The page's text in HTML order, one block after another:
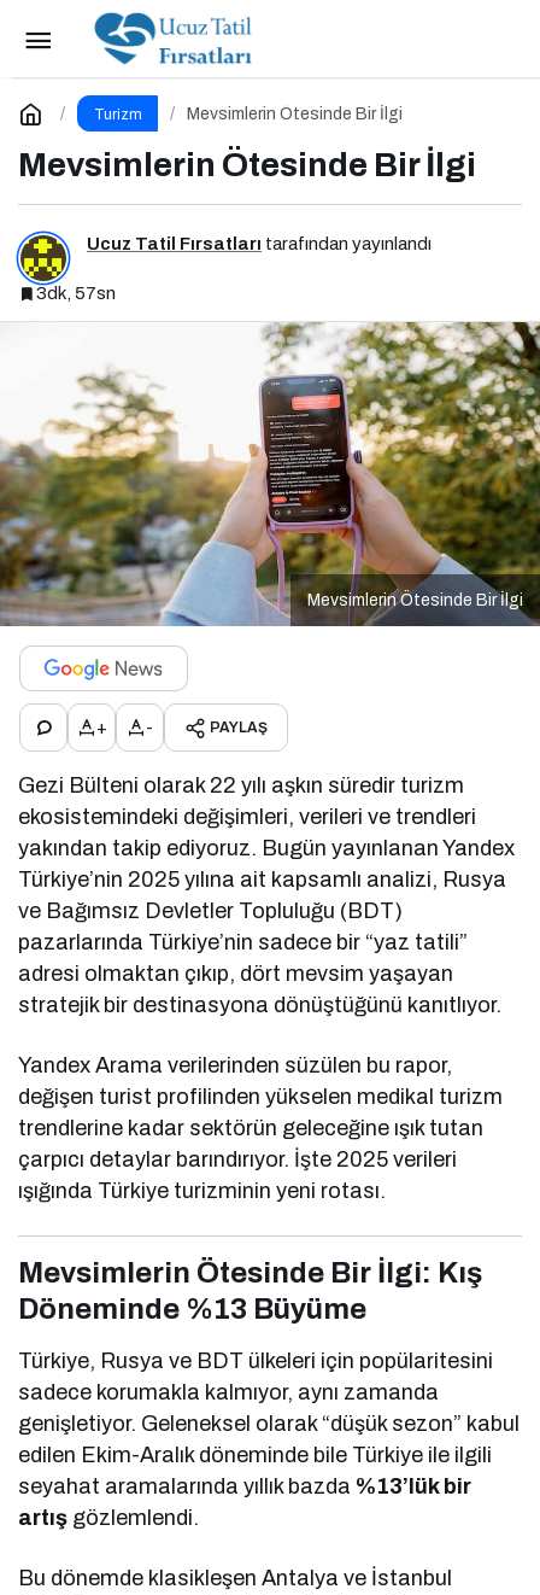
Turizm Mevsimlerin Ötesinde Bir İlgi
Mevsimlerin Ötesinde Bir İlgi
Ucuz Tatil Fırsatları tarafından yayınlandı
3dk, 57sn
Mevsimlerin Ötesinde Bir İlgi
+ - PAYLAŞ
Gezi Bülteni olarak 22 yılı aşkın süredir turizm
ekosistemindeki değişimleri, verileri ve trendleri
yakından takip ediyoruz. Bugün yayınlanan Yandex
Türkiye’nin 2025 yılına ait kapsamlı analizi, Rusya
ve Bağımsız Devletler Topluluğu (BDT)
pazarlarında Türkiye’nin sadece bir “yaz tatili”
adresi olmaktan çıkıp, dört mevsim yaşayan
stratejik bir destinasyona dönüştüğünü kanıtlıyor.
Yandex Arama verilerinden süzülen bu rapor,
değişen turist profilinden yükselen medikal turizm
trendlerine kadar sektörün geleceğine ışık tutan
çarpıcı detaylar barındırıyor. İşte 2025 verileri
ışığında Türkiye turizminin yeni rotası.
Mevsimlerin Ötesinde Bir İlgi: Kış
Döneminde %13 Büyüme
Türkiye, Rusya ve BDT ülkeleri için popülaritesini
sadece korumakla kalmıyor, aynı zamanda
genişletiyor. Geleneksel olarak “düşük sezon” kabul
edilen Ekim-Aralık döneminde bile Türkiye ile ilgili
seyahat aramalarında yıllık bazda %13’lük bir
artış gözlemlendi.
Bu dönemde klasikleşen Antalya ve İstanbul
Antalya’dan Bavyera’nın Kalbine Yeni Kapı
Yorum Yap